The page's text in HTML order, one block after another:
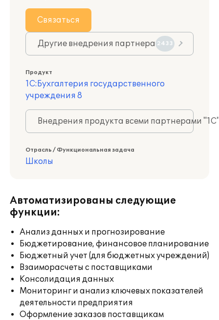
Связаться
Другие внедрения партнера 2433
Продукт
1С:Бухгалтерия государственного
учреждения 8
Внедрения продукта всеми партнерами
Отрасль / Функциональная задача
Школы
Автоматизированы следующие
функции:
Анализ данных и прогнозирование
Бюджетирование, финансовое планирование
Бюджетный учет (для бюджетных учреждений)
Взаиморасчеты с поставщиками
Консолидация данных
Мониторинг и анализ ключевых показателей
деятельности предприятия
Оформление заказов поставщикам